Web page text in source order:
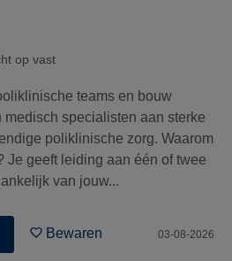
op vast
teams en bouw
medisch specialisten aan sterke
poliklinische zorg. Waarom
Je geeft leiding aan één of twee
van jouw...
Bewaren 03-08-2026